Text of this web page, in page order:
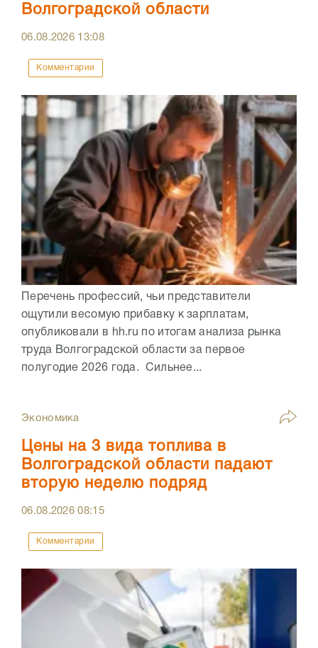
Волгоградской области
06.08.2026 13:08
Комментарии
Перечень профессий, чьи представители
ощутили весомую прибавку к зарплатам,
опубликовали в hh.ru по итогам анализа рынка
труда Волгоградской области за первое
полугодие 2026 года. Сильнее...
Экономика
Цены на 3 вида топлива в
Волгоградской области падают
вторую неделю подряд
06.08.202608:15
Комментарии